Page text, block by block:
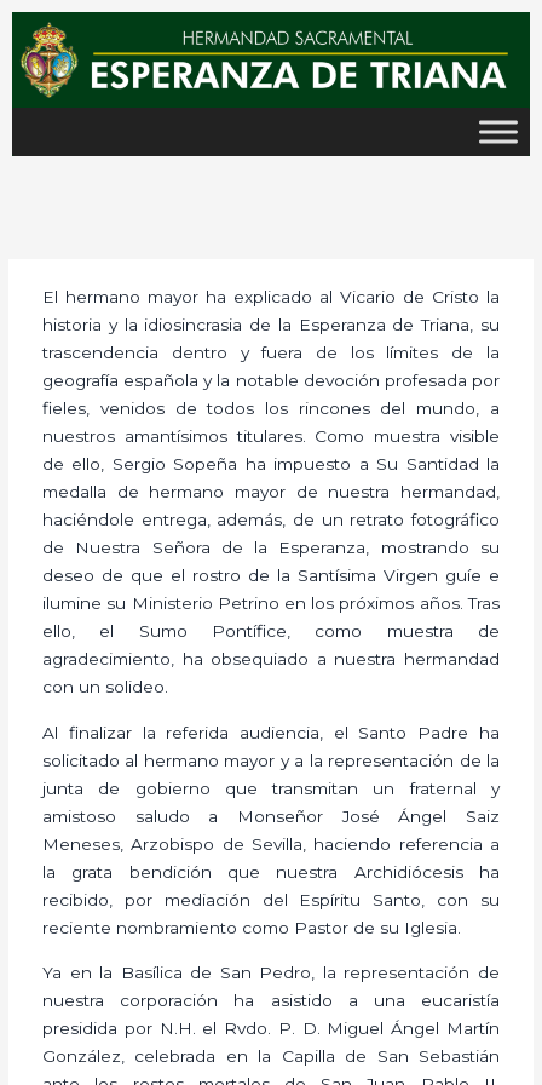
contenido
El hermano mayor ha explicado al Vicario de Cristo la
historia y la idiosincrasia de la Esperanza de Triana, su
trascendencia dentro y fuera de los límites de la
geografía española y la notable devoción profesada por
fieles, venidos de todos los rincones del mundo, a
nuestros amantísimos titulares. Como muestra visible
de ello, Sergio Sopeña ha impuesto a Su Santidad la
medalla de hermano mayor de nuestra hermandad,
haciéndole entrega, además, de un retrato fotográfico
de Nuestra Señora de la Esperanza, mostrando su
deseo de que el rostro de la Santísima Virgen guíe e
ilumine su Ministerio Petrino en los próximos años. Tras
ello, el Sumo Pontífice, como muestra de
agradecimiento, ha obsequiado a nuestra hermandad
con un solideo.
Al finalizar la referida audiencia, el Santo Padre ha
solicitado al hermano mayor y a la representación de la
junta de gobierno que transmitan un fraternal y
amistoso saludo a Monseñor José Ángel Saiz
Meneses, Arzobispo de Sevilla, haciendo referencia a
la grata bendición que nuestra Archidiócesis ha
recibido, por mediación del Espíritu Santo, con su
reciente nombramiento como Pastor de su Iglesia.
Ya en la Basílica de San Pedro, la representación de
nuestra corporación ha asistido a una eucaristía
presidida por N.H. el Rvdo. P. D. Miguel Ángel Martín
González, celebrada en la Capilla de San Sebastián